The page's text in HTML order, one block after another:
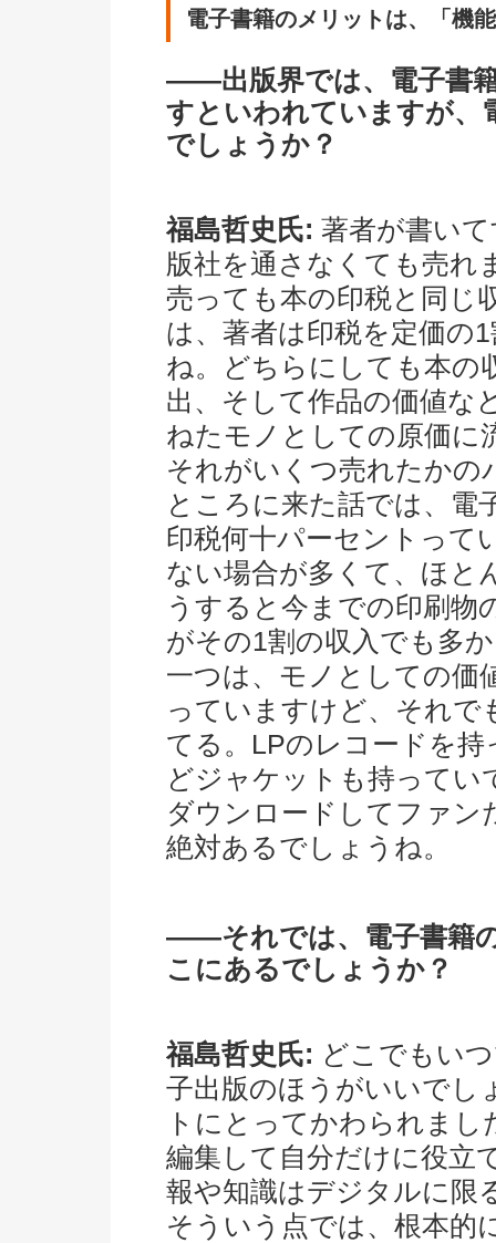
電子書籍のメリットは、「機
――出版界では、電子書
すといわれていますが、
でしょうか？
福島哲史氏: 著者が書い
版社を通さなくても売れ
売っても本の印税と同じ
は、著者は印税を定価の
ね。どちらにしても本の
出、そして作品の価値な
ねたモノとしての原価に
それがいくつ売れたかの
ところに来た話では、電
印税何十パーセントって
ない場合が多くて、ほと
うすると今までの印刷物
がその1割の収入でも多
一つは、モノとしての価
っていますけど、それで
てる。LPのレコードを
どジャケットも持って
ダウンロードしてファン
絶対あるでしょうね。
――それでは、電子書籍
こにあるでしょうか？
福島哲史氏: どこでもい
子出版のほうがいいでし
トにとってかわられま
編集して自分だけに役立
報や知識はデジタルに限
そういう点では、根本的